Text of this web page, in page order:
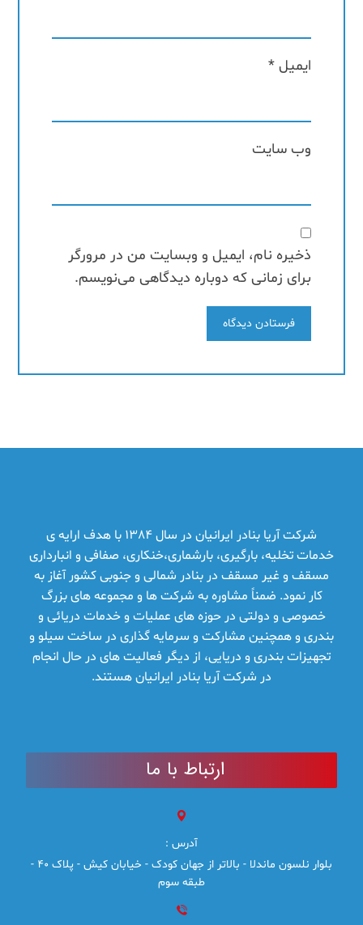
ایمیل*
وب‌ سایت
ذخیره نام، ایمیل و وبسایت من در مرورگر
برای زمانی که دوباره دیدگاهی می‌نویسم.
فرستادن دیدگاه
شرکت آریا بنادر ایرانیان در سال 1384 با هدف ارایه ­ی
خدمات تخلیه، بارگیری، بارشماری،خنکاری، صفافی و انبارداری
مسقف و غیر مسقف در بنادر شمالی و جنوبی کشور آغاز به
کار نمود. ضمناً مشاوره به شرکت ها و مجموعه­ های بزرگ
خصوصی و دولتی در حوزه­ های عملیات و خدمات دریائی و
بندری و همچنین مشارکت و سرمایه ­گذاری در ساخت سیلو و
تجهیزات بندری و دریایی، از دیگر فعالیت­ های در حال انجام
در شرکت آریا بنادر ایرانیان هستند.
ارتباط با ما
آدرس :
بلوار نلسون ماندلا - بالاتر از جهان کودک - خیابان کیش - پلاک 40 -
طبقه سوم